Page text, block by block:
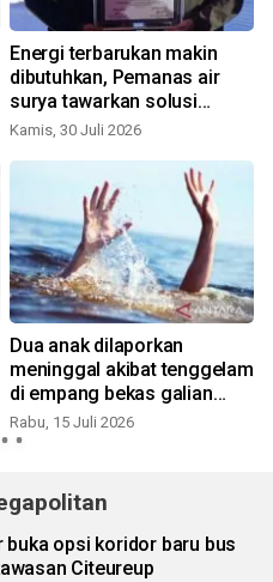
Energi terbarukan makin
dibutuhkan, Pemanas air
surya tawarkan solusi
hemat listrik
Kamis, 30 Juli 2026
Dua anak dilaporkan
meninggal akibat tenggelam
di empang bekas galian
perumahan Karawang
Rabu, 15 Juli 2026
buka opsi koridor baru bus
Citeureup